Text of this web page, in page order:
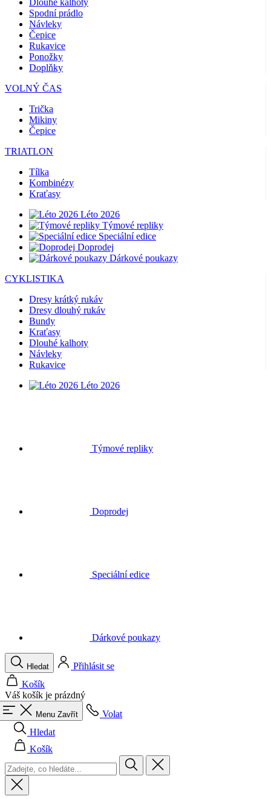
Dlouhé kalhoty
Spodní prádlo
Návleky
Čepice
Rukavice
Ponožky
Doplňky
VOLNÝ ČAS
Trička
Mikiny
Čepice
TRIATLON
Tílka
Kombinézy
Kraťasy
Léto 2026
Týmové repliky
Speciální edice
Doprodej
Dárkové poukazy
CYKLISTIKA
Dresy krátký rukáv
Dresy dlouhý rukáv
Bundy
Kraťasy
Dlouhé kalhoty
Návleky
Rukavice
Léto 2026
Váš košík je prázdný
Menu Zavřít
Volat
Hledat
Košík
Muži
Vše v kategorii Muži